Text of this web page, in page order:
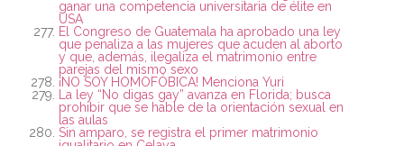
ganar una competencia universitaria de élite en
USA
El Congreso de Guatemala ha aprobado una ley
que penaliza a las mujeres que acuden al aborto
y que, además, ilegaliza el matrimonio entre
parejas del mismo sexo
¡NO SOY HOMOFÓBICA! Menciona Yuri
La ley “No digas gay” avanza en Florida; busca
prohibir que se hable de la orientación sexual en
las aulas
Sin amparo, se registra el primer matrimonio